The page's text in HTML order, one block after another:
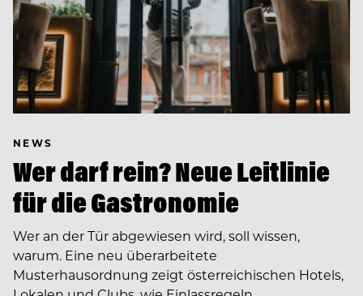
NEWS
Wer darf rein? Neue Leitlinie
für die Gastronomie
Wer an der Tür abgewiesen wird, soll wissen,
warum. Eine neu überarbeitete
Musterhausordnung zeigt österreichischen Hotels,